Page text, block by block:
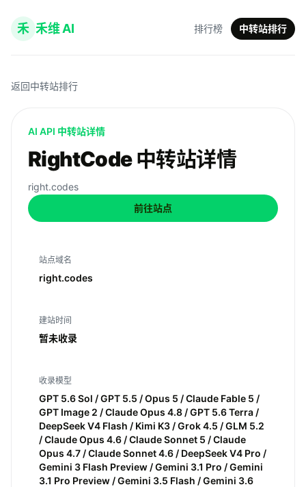
禾 禾维 AI 排行榜 中转站排行
返回中转站排行
AI API 中转站详情
RightCode 中转站详情
right.codes
前往站点
站点域名
right.codes
建站时间
暂未收录
收录模型
GPT 5.6 Sol / GPT 5.5 / Opus 5 / Claude Fable 5 /
GPT Image 2 / Claude Opus 4.8 / GPT 5.6 Terra /
DeepSeek V4 Flash / Kimi K3 / Grok 4.5 / GLM 5.2
/ Claude Opus 4.6 / Claude Sonnet 5 / Claude
Opus 4.7 / Claude Sonnet 4.6 / DeepSeek V4 Pro /
Gemini 3 Flash Preview / Gemini 3.1 Pro / Gemini
3.1 Pro Preview / Gemini 3.5 Flash / Gemini 3.6